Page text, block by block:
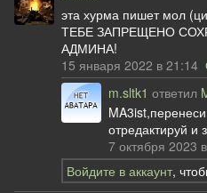
эта хурма пишет мол
ТЕБЕ ЗАПРЕЩЕНО
АДМИНА!
15 января 2022 в 21:14
m.sltk1 ответил
отредактируй и
7 октября 2023
Войдите в аккаунт,